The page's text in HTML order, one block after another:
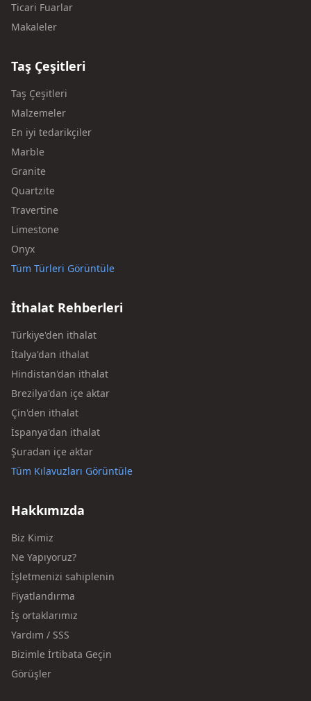
Ticari Fuarlar
Makaleler
Taş Çeşitleri
Taş Çeşitleri
Malzemeler
En iyi tedarikçiler
Marble
Granite
Quartzite
Travertine
Limestone
Onyx
Tüm Türleri Görüntüle
İthalat Rehberleri
Türkiye'den ithalat
İtalya'dan ithalat
Hindistan'dan ithalat
Brezilya'dan içe aktar
Çin'den ithalat
İspanya'dan ithalat
Şuradan içe aktar
Tüm Kılavuzları Görüntüle
Hakkımızda
Biz Kimiz
Ne Yapıyoruz?
İşletmenizi sahiplenin
Fiyatlandırma
İş ortaklarımız
Yardım / SSS
Bizimle İrtibata Geçin
Görüşler